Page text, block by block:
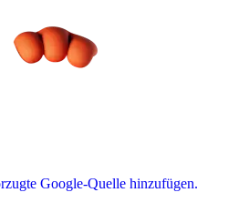
Google-Quelle hinzufügen.